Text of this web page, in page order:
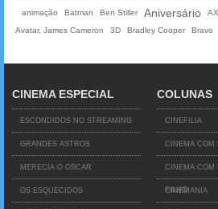
animação Batman Ben Stiller Aniversário
Avatar, James Cameron
3D Bradley Cooper Bravo
CINEMA ESPECIAL
ESCONDIDOS NO STREAMING
GRANDES ASTROS
MERECIA O OSCAR
OS ESQUECIDOS
COLUNAS
CINEFILIA
CINEMA COM
CINEMA COM
FILHO
CINEMANIA